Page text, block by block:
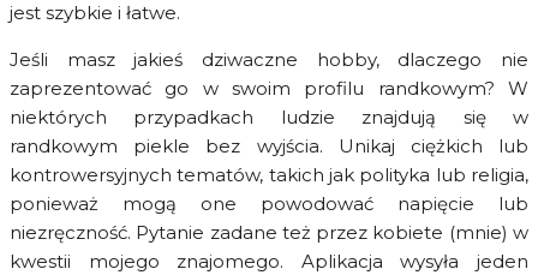
jest szybkie i łatwe.
Jeśli masz jakieś dziwaczne hobby, dlaczego nie
zaprezentować go w swoim profilu randkowym? W
niektórych przypadkach ludzie znajdują się w
randkowym piekle bez wyjścia. Unikaj ciężkich lub
kontrowersyjnych tematów, takich jak polityka lub religia,
ponieważ mogą one powodować napięcie lub
niezręczność. Pytanie zadane też przez kobiete (mnie) w
kwestii mojego znajomego. Aplikacja wysyła jeden